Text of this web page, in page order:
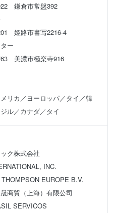
　鎌倉市常盤392
　姫路市書写2216-4
ー
　美濃市極楽寺916
リカ／ヨーロッパ／タイ／韓
ル／カナダ／タイ
ク株式会社
INC.
EUROPE B.V.
商貿（上海）有限公司
SERVICOS